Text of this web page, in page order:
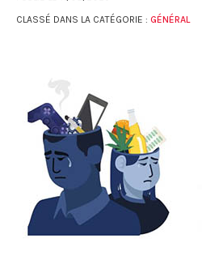
CLASSÉ DANS LA CATÉGORIE : GÉNÉRAL